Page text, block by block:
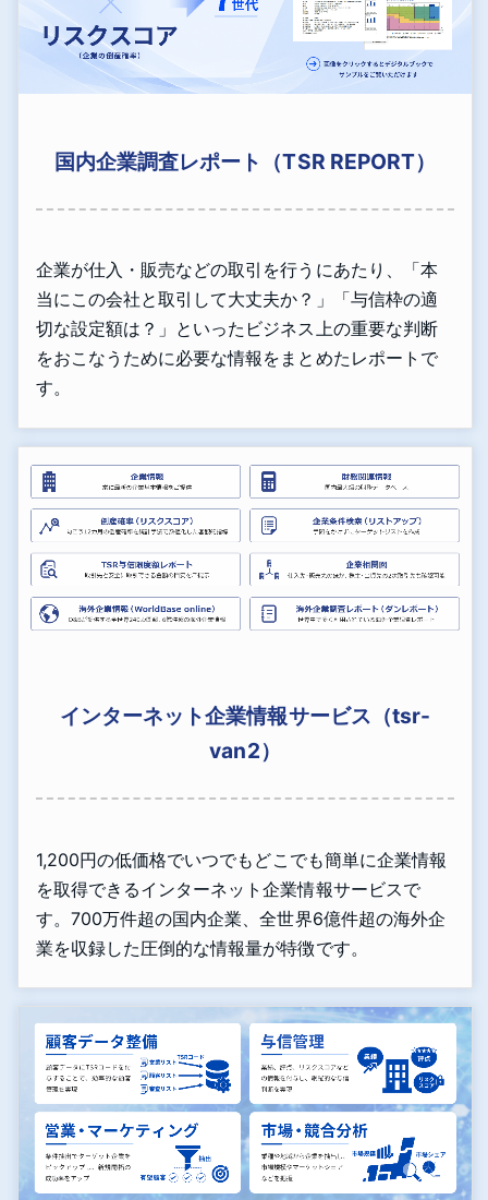
国内企業調査レポート（TSR REPORT）
企業が仕入・販売などの取引を行うにあたり、「本
当にこの会社と取引して大丈夫か？」「与信枠の適
切な設定額は？」といったビジネス上の重要な判断
をおこなうために必要な情報をまとめたレポートで
す。
インターネット企業情報サービス（tsr-
van2）
1,200円の低価格でいつでもどこでも簡単に企業情報
を取得できるインターネット企業情報サービスで
す。700万件超の国内企業、全世界6億件超の海外企
業を収録した圧倒的な情報量が特徴です。